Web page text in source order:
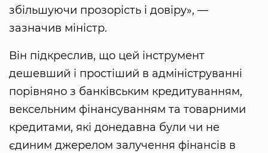
збільшуючи прозорість і довіру», —
зазначив міністр.
Він підкреслив, що цей інструмент
дешевший і простіший в адмініструванні
порівняно з банківським кредитуванням,
вексельним фінансуванням та товарними
кредитами, які донедавна були чи не
єдиним джерелом залучення фінансів в